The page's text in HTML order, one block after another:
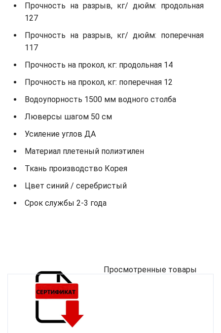
Прочность на разрыв, кг/ дюйм: продольная
127
Прочность на разрыв, кг/ дюйм: поперечная
117
Прочность на прокол, кг: продольная 14
Прочность на прокол, кг: поперечная 12
Водоупорность 1500 мм водного столба
Люверсы шагом 50 см
Усиление углов ДА
Материал плетеный полиэтилен
Ткань производство Корея
Цвет синий / серебристый
Срок службы 2-3 года
Просмотренные товары